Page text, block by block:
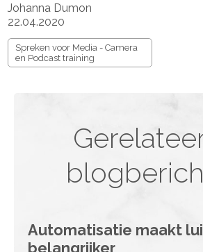
Johanna Dumon
22.04.2020
Spreken voor Media - Camera
en Podcast training
Automatisatie maakt
belangrijker